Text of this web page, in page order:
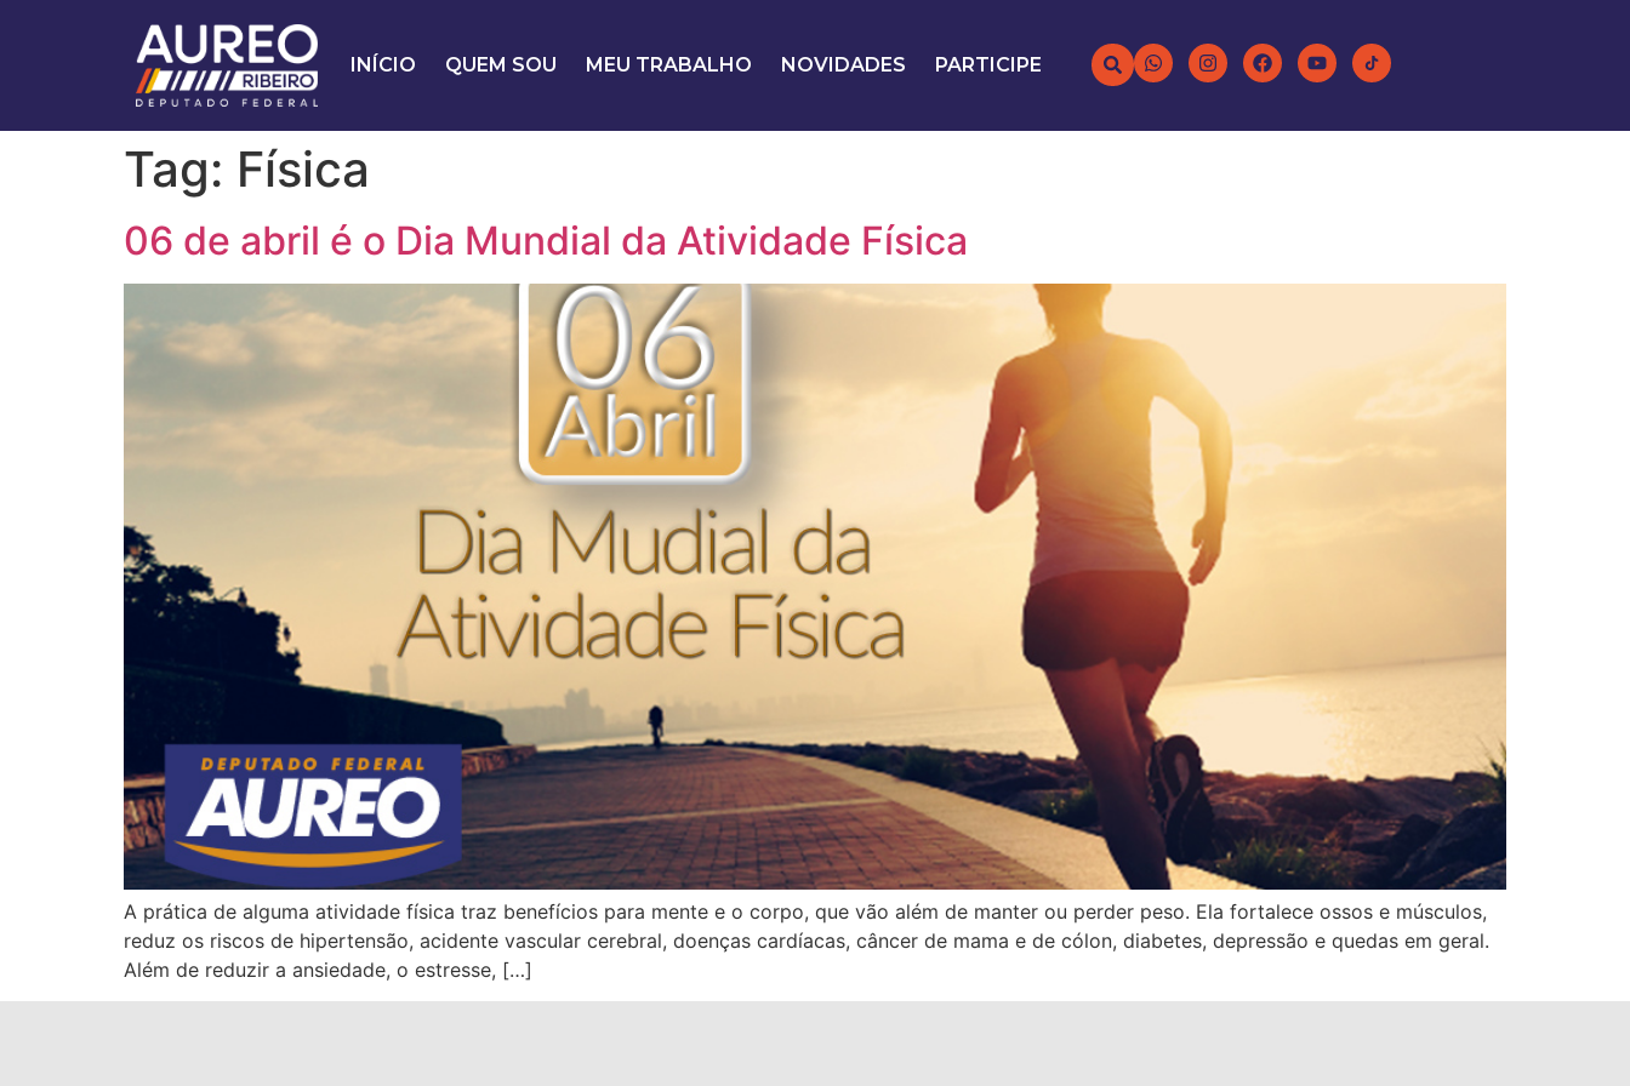
INÍCIO QUEM SOU MEU TRABALHO NOVIDADES PARTICIPE
Tag: Física
06 de abril é o Dia Mundial da Atividade Física
A prática de alguma atividade física traz benefícios para mente e o corpo, que vão além de manter ou perder peso. Ela fortalece ossos e músculos,
reduz os riscos de hipertensão, acidente vascular cerebral, doenças cardíacas, câncer de mama e de cólon, diabetes, depressão e quedas em geral.
Além de reduzir a ansiedade, o estresse, […]